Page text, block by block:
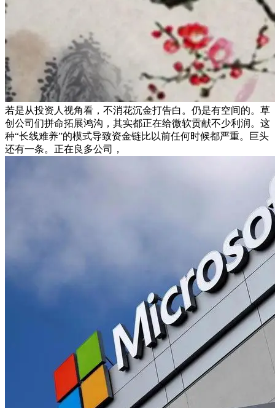
若是从投资人视角看，不消花沉金打告白。仍是有空间的。草
创公司们拼命拓展鸿沟，其实都正在给微软贡献不少利润。这
种“长线难养”的模式导致资金链比以前任何时候都严重。巨头
还有一条。正在良多公司，